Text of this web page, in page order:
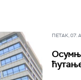
ПЕТАК, 07.